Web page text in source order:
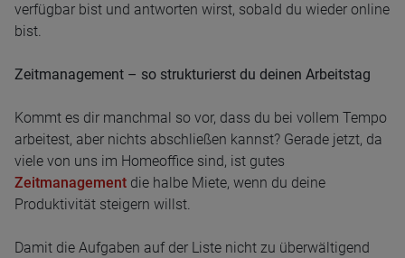
verfügbar bist und antworten wirst, sobald du wieder online
bist.
Zeitmanagement – so strukturierst du deinen Arbeitstag
Kommt es dir manchmal so vor, dass du bei vollem Tempo
arbeitest, aber nichts abschließen kannst? Gerade jetzt, da
viele von uns im Homeoffice sind, ist gutes
Zeitmanagement die halbe Miete, wenn du deine
Produktivität steigern willst.
Damit die Aufgaben auf der Liste nicht zu überwältigend